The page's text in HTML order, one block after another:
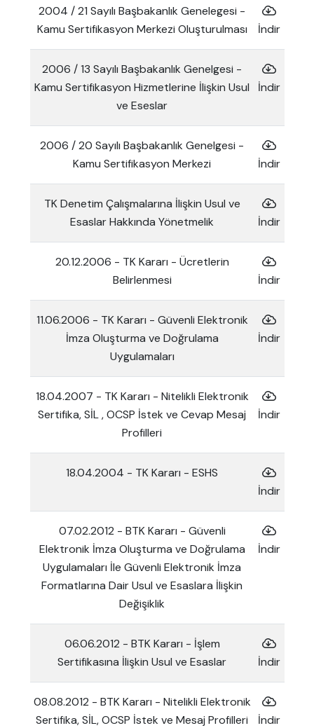
2004 / 21 Sayılı Başbakanlık Genelegesi -
Kamu Sertifikasyon Merkezi Oluşturulması
İndir
2006 / 13 Sayılı Başbakanlık Genelgesi -
Kamu Sertifikasyon Hizmetlerine İlişkin Usul
ve Eseslar
İndir
2006 / 20 Sayılı Başbakanlık Genelgesi -
Kamu Sertifikasyon Merkezi
İndir
TK Denetim Çalışmalarına İlişkin Usul ve
Esaslar Hakkında Yönetmelik
İndir
20.12.2006 - TK Kararı - Ücretlerin
Belirlenmesi
İndir
11.06.2006 - TK Kararı - Güvenli Elektronik
İmza Oluşturma ve Doğrulama
Uygulamaları
İndir
18.04.2007 - TK Kararı - Nitelikli Elektronik
Sertifika, SİL , OCSP İstek ve Cevap Mesaj
Profilleri
İndir
18.04.2004 - TK Kararı - ESHS
İndir
07.02.2012 - BTK Kararı - Güvenli
Elektronik İmza Oluşturma ve Doğrulama
Uygulamaları İle Güvenli Elektronik İmza
Formatlarına Dair Usul ve Esaslara İlişkin
Değişiklik
İndir
06.06.2012 - BTK Kararı - İşlem
Sertifikasına İlişkin Usul ve Esaslar
İndir
08.08.2012 - BTK Kararı - Nitelikli Elektronik
Sertifika, SİL, OCSP İstek ve Mesaj Profilleri
İndir